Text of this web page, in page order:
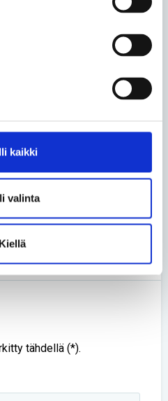
kaikki
valinta
Kiellä
ja
tulee hylkäys, niin
yhteyttä Invalidiliiton
Jaa Twitterissä
tähdellä (*).